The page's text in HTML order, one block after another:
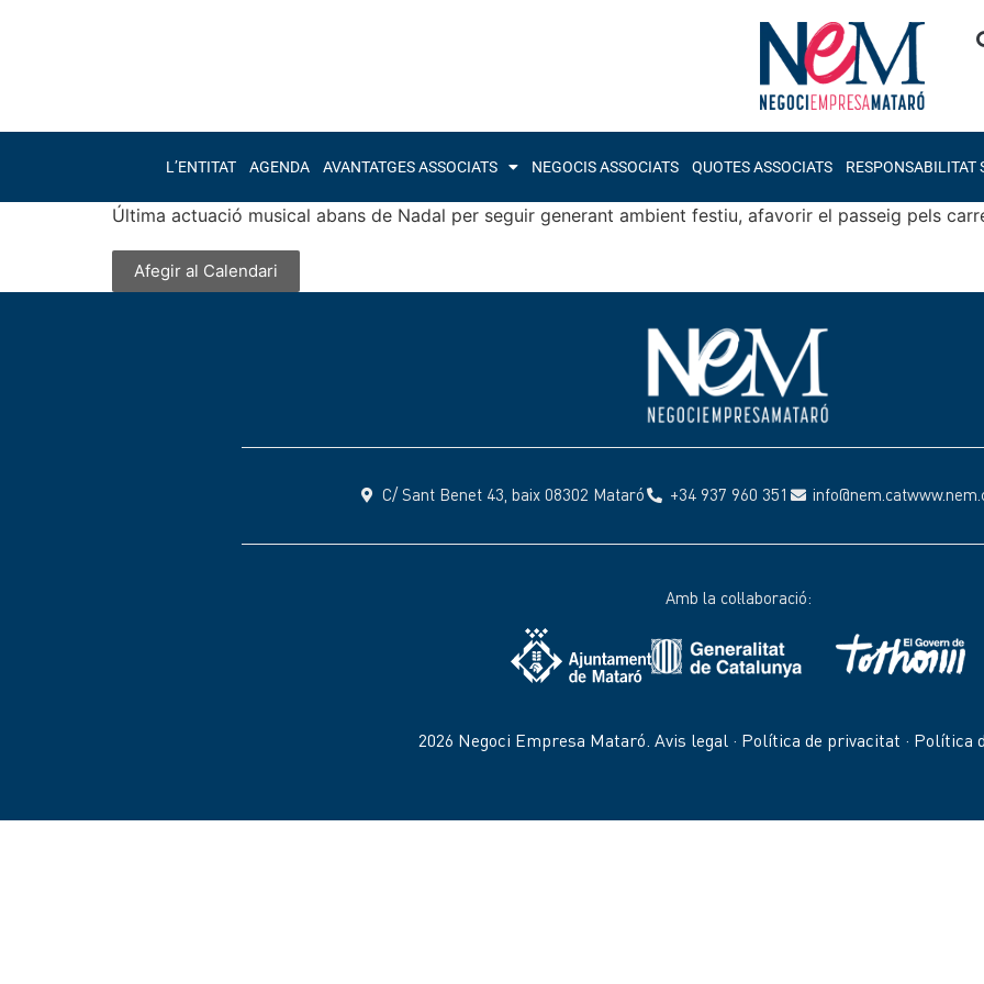
L’ENTITAT AGENDA AVANTATGES ASSOCIATS NEGOCIS ASSOCIATS QUOTES ASSOCIATS RESPONSABILITAT
Última actuació musical abans de Nadal per seguir generant ambient festiu, afavorir el passeig pels
Afegir al Calendari
C/ Sant Benet 43, baix 08302 Mataró +34 937 960 351 info@nem.cat
Amb la col·laboració:
2026 Negoci Empresa Mataró. Avis legal · Política de privacitat · Política